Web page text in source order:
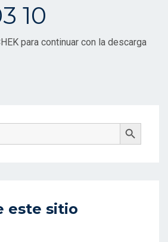
10
para continuar con la descarga
Botón De Búsqueda
este sitio